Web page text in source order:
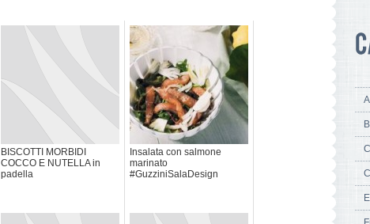
BISCOTTI MORBIDI
COCCO E NUTELLA in
padella
Insalata con salmone
marinato
#GuzziniSalaDesign